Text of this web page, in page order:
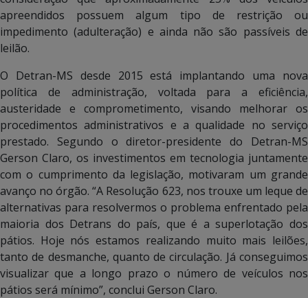
apreendidos possuem algum tipo de restrição ou
impedimento (adulteração) e ainda não são passíveis de
leilão.
O Detran-MS desde 2015 está implantando uma nova
política de administração, voltada para a eficiência,
austeridade e comprometimento, visando melhorar os
procedimentos administrativos e a qualidade no serviço
prestado. Segundo o diretor-presidente do Detran-MS
Gerson Claro, os investimentos em tecnologia juntamente
com o cumprimento da legislação, motivaram um grande
avanço no órgão. “A Resolução 623, nos trouxe um leque de
alternativas para resolvermos o problema enfrentado pela
maioria dos Detrans do país, que é a superlotação dos
pátios. Hoje nós estamos realizando muito mais leilões,
tanto de desmanche, quanto de circulação. Já conseguimos
visualizar que a longo prazo o número de veículos nos
pátios será mínimo”, conclui Gerson Claro.